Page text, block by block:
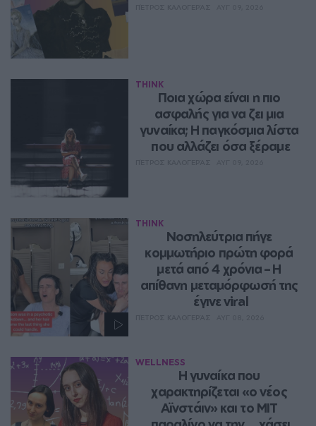
THINK
Ποια χώρα είναι η πιο
ασφαλής για να ζει μια
γυναίκα; Η παγκόσμια λίστα
που αλλάζει όσα ξέραμε
THINK
Νοσηλεύτρια πήγε
κομμωτήριο πρώτη φορά
μετά από 4 χρόνια – Η
απίθανη μεταμόρφωσή της
έγινε viral
WELLNESS
Η γυναίκα που
χαρακτηρίζεται «ο νέος
Αϊνστάιν» και το MIT